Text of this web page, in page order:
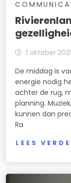
1 oktober
De middag is
energie nodig
achter de rug,
planning.
kunnen dan
Ra
LEES